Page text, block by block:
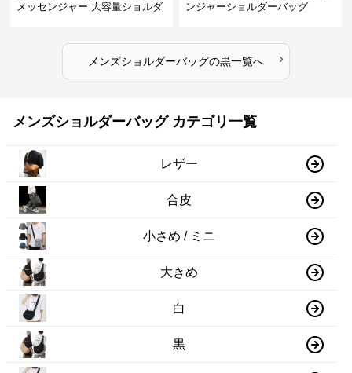
メッセンジャー 大容量ショルダ
ンジャーショルダーバッグ
メンズショルダーバッグの黒一覧へ ›
メンズショルダーバッグ カテゴリ一覧
レザー
合皮
小さめ / ミニ
大きめ
白
黒